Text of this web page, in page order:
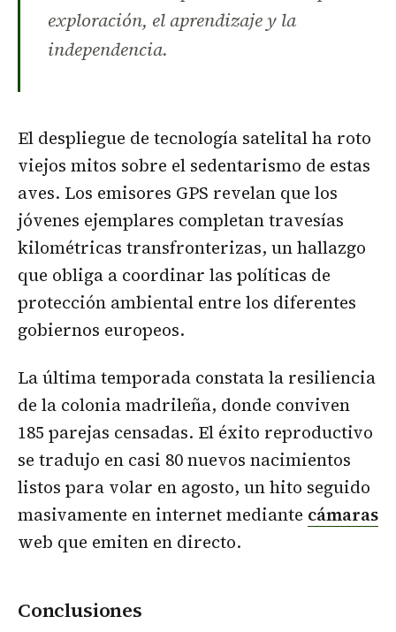
exploración, el aprendizaje y la
independencia.
El despliegue de tecnología satelital ha roto
viejos mitos sobre el sedentarismo de estas
aves. Los emisores GPS revelan que los
jóvenes ejemplares completan travesías
kilométricas transfronterizas, un hallazgo
que obliga a coordinar las políticas de
protección ambiental entre los diferentes
gobiernos europeos.
La última temporada constata la resiliencia
de la colonia madrileña, donde conviven
185 parejas censadas. El éxito reproductivo
se tradujo en casi 80 nuevos nacimientos
listos para volar en agosto, un hito seguido
masivamente en internet mediante cámaras
web que emiten en directo.
Conclusiones